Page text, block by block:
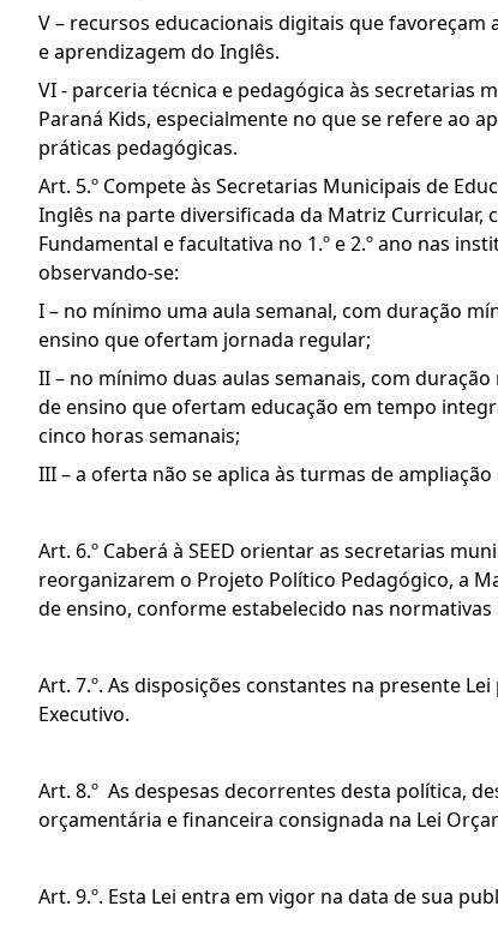
V – recursos educacionais digitais que
e aprendizagem do Inglês.
VI - parceria técnica e pedagógica às secretarias
Paraná Kids, especialmente no que se refere ao
práticas pedagógicas.
Art. 5.º Compete às Secretarias Municipais de
Inglês na parte diversificada da Matriz Curricular,
Fundamental e facultativa no 1.º e 2.º ano nas
observando-se:
I – no mínimo uma aula semanal, com duração
ensino que ofertam jornada regular;
II – no mínimo duas aulas semanais, com
de ensino que ofertam educação em tempo
cinco horas semanais;
III – a oferta não se aplica às turmas de
Art. 6.º Caberá à SEED orientar as secretarias
reorganizarem o Projeto Político Pedagógico, a
de ensino, conforme estabelecido nas normativas
Art. 7.º. As disposições constantes na presente
Executivo.
Art. 8.º As despesas decorrentes desta política,
orçamentária e financeira consignada na Lei
Art. 9.º. Esta Lei entra em vigor na data de sua